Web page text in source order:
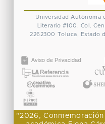
Universidad Autónoma
Literario #100. Col.
2262300 Toluca, Estado
"2026,